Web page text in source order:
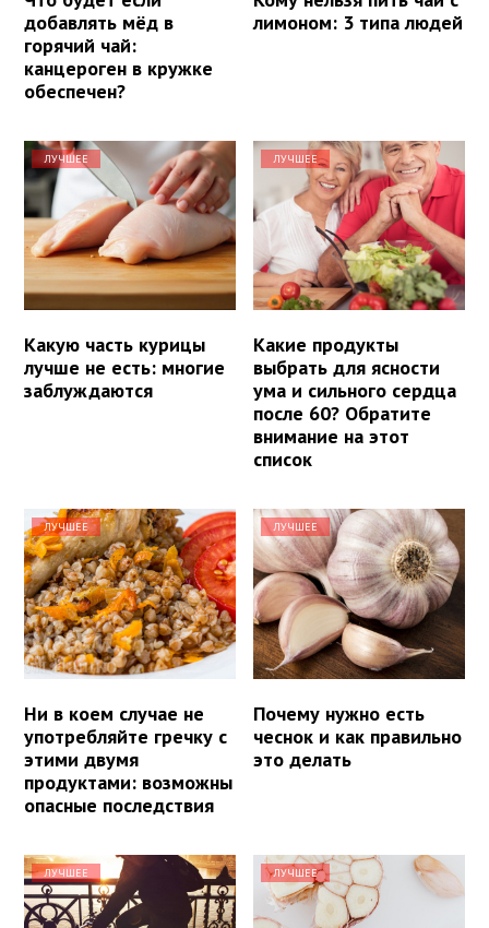
добавлять мёд в
горячий чай:
канцероген в кружке
обеспечен?
лимоном: 3 типа людей
ЛУЧШЕЕ
Какую часть курицы
лучше не есть: многие
заблуждаются
ЛУЧШЕЕ
Какие продукты
выбрать для ясности
ума и сильного сердца
после 60? Обратите
внимание на этот
список
ЛУЧШЕЕ
Ни в коем случае не
употребляйте гречку с
этими двумя
продуктами: возможны
опасные последствия
ЛУЧШЕЕ
Почему нужно есть
чеснок и как правильно
это делать
ЛУЧШЕЕ ЛУЧШЕЕ